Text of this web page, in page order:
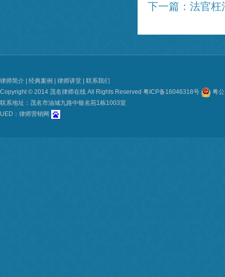
下一篇：法官
律师简介 经典案例 律师讲堂
联系我们
Copyright © 2014 茂名律师在线 All Rights Reserved 粤ICP备16046318号
粤
联系地址：茂名市油城九路中银名苑1栋1003室
UED： 律师营销网